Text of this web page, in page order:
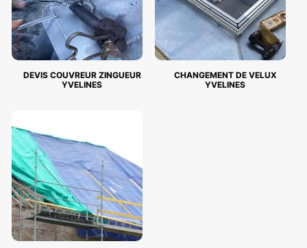
DEVIS COUVREUR ZINGUEUR
YVELINES
CHANGEMENT DE VELUX
YVELINES